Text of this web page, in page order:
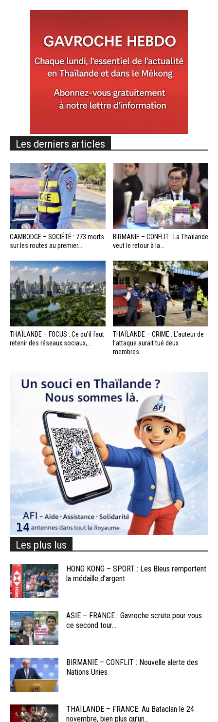
Les derniers articles
CAMBODGE – SOCIÉTÉ : 773 morts
sur les routes au premier...
BIRMANIE – CONFLIT : La Thaïlande
veut le retour à la...
THAÏLANDE – FOCUS : Ce qu’il faut
retenir des réseaux sociaux,...
THAÏLANDE – CRIME : L’auteur de
l’attaque aurait tué deux
membres...
Les plus lus
HONG KONG – SPORT : Les Bleus remportent
la médaille d’argent...
ASIE – FRANCE : Gavroche scrute pour vous
ce second tour...
BIRMANIE – CONFLIT : Nouvelle alerte des
Nations Unies
THAÏLANDE – FRANCE: Au Bataclan le 24
novembre, bien plus qu’un...